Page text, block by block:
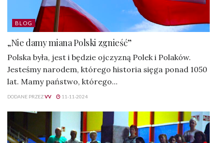
BLOG
„Nie damy miana Polski zgnieść”
Polska była, jest i będzie ojczyzną Polek i Polaków.
Jesteśmy narodem, którego historia sięga ponad 1050
lat. Mamy państwo, którego...
DODANE PRZEZVV 11-11-2024